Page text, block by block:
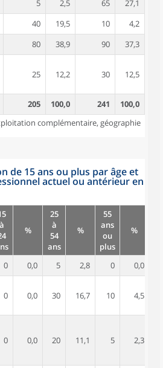
5 2,5 65
27,1
40 19,5 10
4,2
80 38,9 90
37,3
25 12,2 30 12,5
205 100,0 241
100,0
complémentaire, géographie
de 15 ans ou plus par âge et
actuel ou antérieur en
à
%
25
à
54
ans
%
55
ans
ou
plus
%
0 0,0 5 2,8 0
0,0
0 0,0 30 16,7 10 4,5
0 0,0 20 11,1 5 2,3